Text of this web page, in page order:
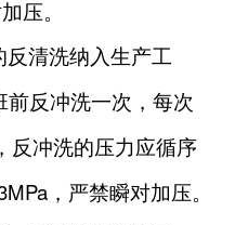
压。
清洗纳入生产工
前反冲洗一次，每次
反冲洗的压力应循序
，严禁瞬对加压。